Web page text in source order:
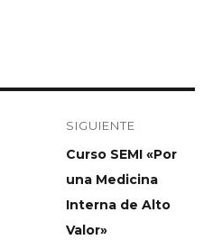
SIGUIENTE
Curso SEMI «Por
una Medicina
Interna de Alto
Valor»